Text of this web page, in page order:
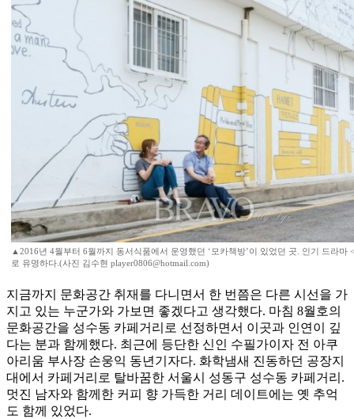
▲2016년 4월부터 6월까지 동서식품에서 운영했던 ‘모카책방’이 있었던 곳. 인기 드라마
로 유명하다.(사진 김수현 player0806@hotmail.com)
지금까지 문화공간 취재를 다니면서 한 번쯤은 다른 시선을 가
지고 있는 누군가와 가보면 좋겠다고 생각했다. 마침 8월호의
문화공간을 성수동 카페거리로 선정하면서 이곳과 인연이 깊
다는 분과 함께했다. 최근에 등단한 신인 수필가이자 전 아쿠
아리움 부사장 손웅익 동년기자다. 화학냄새 진동하던 공장지
대에서 카페거리로 탈바꿈한 서울시 성동구 성수동 카페거리.
멋진 남자와 함께한 커피 향 가득한 거리 데이트에는 옛 추억
도 함께 있었다.